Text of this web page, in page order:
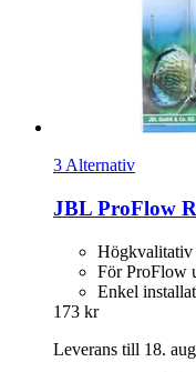
3 Alternativ
JBL ProFlow
Högkvalitativ
För ProFlow
Enkel
173 kr
Leverans till 18.